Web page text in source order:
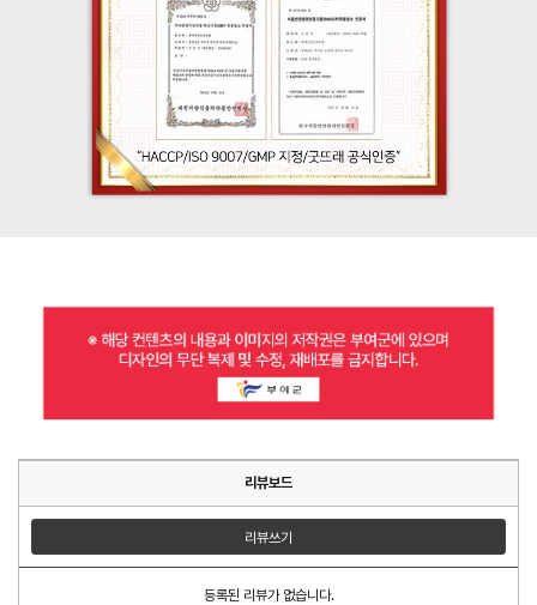
리뷰보드
리뷰쓰기
등록된 리뷰가 없습니다.